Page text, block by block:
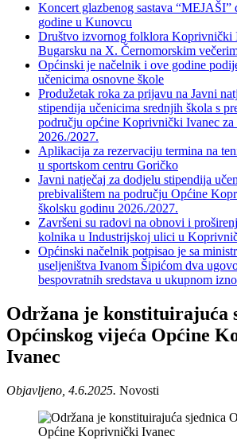
Koncert glazbenog sastava “MEJAŠI”
godine u Kunovcu
Društvo izvornog folklora Koprivnički
Bugarsku na X. Černomorskim
Općinski je načelnik i ove godine
učenicima osnovne škole
Produžetak roka za prijavu na Javni
stipendija učenicima srednjih škola s
području općine Koprivnički Ivanec za
2026./2027.
Aplikacija za rezervaciju termina na
u sportskom centru Goričko
Javni natječaj za dodjelu stipendija
prebivalištem na području Općine
školsku godinu 2026./2027.
Završeni su radovi na obnovi i
kolnika u Industrijskoj ulici u
Općinski načelnik potpisao je sa
useljeništva Ivanom Šipićom dva
bespovratnih sredstava u ukupnom
Održana je konstituirajuća
Općinskog vijeća Općine
Ivanec
Objavljeno, 4.6.2025. Novosti